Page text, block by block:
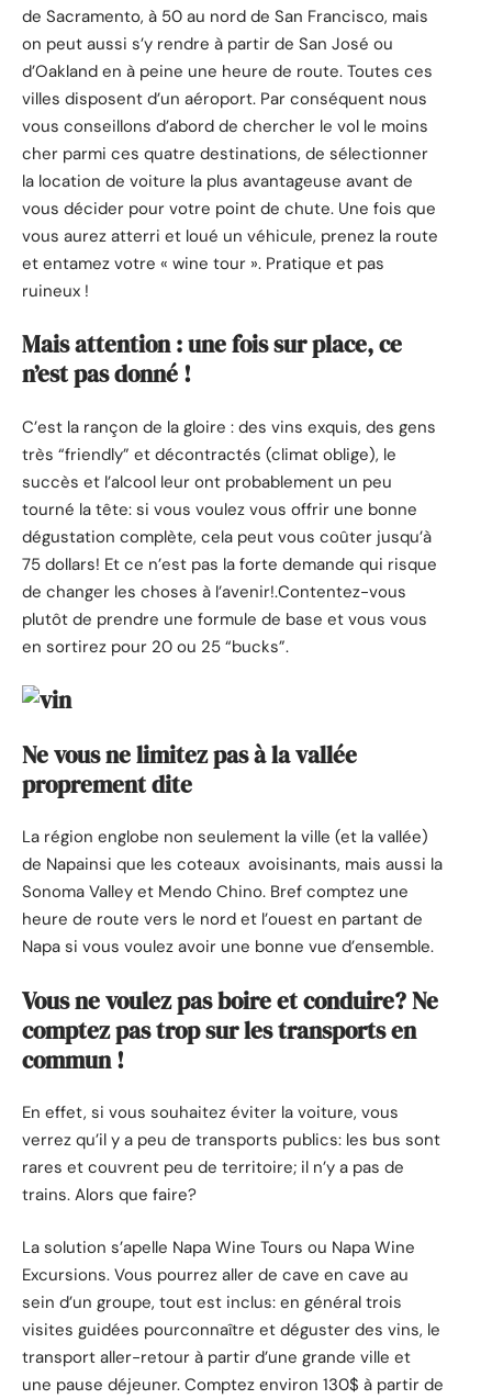
de Sacramento, à 50 au nord de San Francisco, mais
on peut aussi s’y rendre à partir de San José ou
d’Oakland en à peine une heure de route. Toutes ces
villes disposent d’un aéroport. Par conséquent nous
vous conseillons d’abord de chercher le vol le moins
cher parmi ces quatre destinations, de sélectionner
la location de voiture la plus avantageuse avant de
vous décider pour votre point de chute. Une fois que
vous aurez atterri et loué un véhicule, prenez la route
et entamez votre « wine tour ». Pratique et pas
ruineux !
Mais attention : une fois sur place, ce
n’est pas donné !
C’est la rançon de la gloire : des vins exquis, des gens
très “friendly” et décontractés (climat oblige), le
succès et l’alcool leur ont probablement un peu
tourné la tête: si vous voulez vous offrir une bonne
dégustation complète, cela peut vous coûter jusqu’à
75 dollars! Et ce n’est pas la forte demande qui risque
de changer les choses à l’avenir!.Contentez-vous
plutôt de prendre une formule de base et vous vous
en sortirez pour 20 ou 25 “bucks”.
Ne vous ne limitez pas à la vallée
proprement dite
La région englobe non seulement la ville (et la vallée)
de Napainsi que les coteaux avoisinants, mais aussi la
Sonoma Valley et Mendo Chino. Bref comptez une
heure de route vers le nord et l’ouest en partant de
Napa si vous voulez avoir une bonne vue d’ensemble.
Vous ne voulez pas boire et conduire? Ne
comptez pas trop sur les transports en
commun !
En effet, si vous souhaitez éviter la voiture, vous
verrez qu’il y a peu de transports publics: les bus sont
rares et couvrent peu de territoire; il n’y a pas de
trains. Alors que faire?
La solution s’apelle Napa Wine Tours ou Napa Wine
Excursions. Vous pourrez aller de cave en cave au
sein d’un groupe, tout est inclus: en général trois
visites guidées pourconnaître et déguster des vins, le
transport aller-retour à partir d’une grande ville et
une pause déjeuner. Comptez environ 130$ à partir de